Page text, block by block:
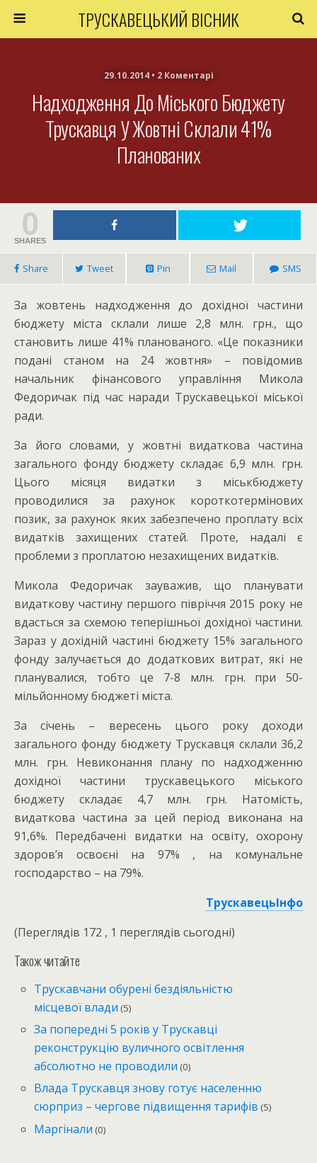
ТРУСКАВЕЦЬКИЙ ВІСНИК
29.10.2014 • 2 Коментарі
Надходження До Міського Бюджету
Трускавця У Жовтні Склали 41%
Планованих
0
SHARES
Share Tweet Pin Mail SMS
За жовтень надходження до дохідної частини
бюджету міста склали лише 2,8 млн. грн., що
становить лише 41% планованого. «Це показники
подані станом на 24 жовтня» – повідомив
начальник фінансового управління Микола
Федоричак під час наради Трускавецької міської
ради.
За його словами, у жовтні видаткова частина
загального фонду бюджету складає 6,9 млн. грн.
Цього місяця видатки з міськбюджету
проводилися за рахунок короткотермінових
позик, за рахунок яких забезпечено проплату всіх
видатків захищених статей. Проте, надалі є
проблеми з проплатою незахищених видатків.
Микола Федоричак зауважив, що планувати
видаткову частину першого півріччя 2015 року не
вдасться за схемою теперішньої дохідної частини.
Зараз у дохідній частині бюджету 15% загального
фонду залучається до додаткових витрат, які не
планувалися, тобто це 7-8 млн. грн. при 50-
мільйонному бюджеті міста.
За січень – вересень цього року доходи
загального фонду бюджету Трускавця склали 36,2
млн. грн. Невиконання плану по надходженню
дохідної частини трускавецького міського
бюджету складає 4,7 млн. грн. Натомість,
видаткова частина за цей період виконана на
91,6%. Передбачені видатки на освіту, охорону
здоров’я освоєні на 97% , на комунальне
господарство – на 79%.
ТрускавецьІнфо
(Переглядів 172 , 1 переглядів сьогодні)
Також читайте
Трускавчани обурені бездіяльністю
місцевої влади (5)
За попередні 5 років у Трускавці
реконструкцію вуличного освітлення
абсолютно не проводили (0)
Влада Трускавця знову готує населенню
сюрприз – чергове підвищення тарифів (5)
Маргінали (0)